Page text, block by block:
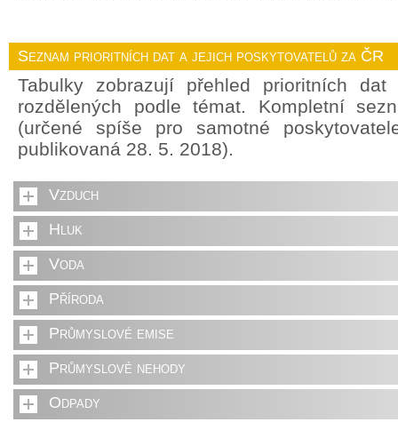
Seznam prioritních dat a jejich poskytovatelů za ČR
Tabulky zobrazují přehled prioritních
rozdělených podle témat. Kompletní
(určené spíše pro samotné
publikovaná 28. 5. 2018).
Vzduch
Hluk
Voda
Příroda
Průmyslové emise
Průmyslové nehody
Odpady